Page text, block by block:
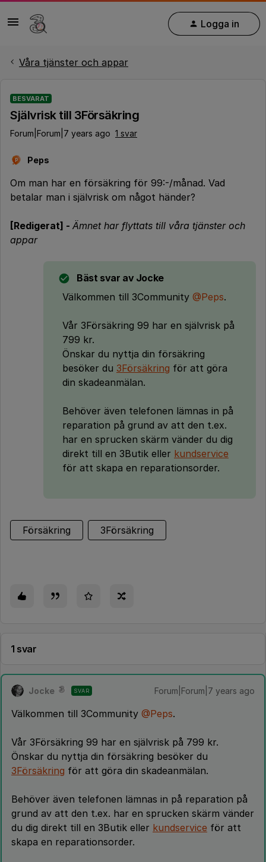
Logga in
Våra tjänster och appar
BESVARAT
Självrisk till 3Försäkring
Forum|Forum|7 years ago 1 svar
P Peps
Om man har en försäkring för 99:-/månad. Vad
betalar man i självrisk om något händer?
[Redigerat] - Ämnet har flyttats till våra tjänster och
appar
Bäst svar av Jocke
Välkommen till 3Community @Peps.
Vår 3Försäkring 99 har en självrisk på
799 kr.
Önskar du nyttja din försäkring
besöker du 3Försäkring för att göra
din skadeanmälan.
Behöver även telefonen lämnas in på
reparation på grund av att den t.ex.
har en sprucken skärm vänder du dig
direkt till en 3Butik eller kundservice
för att skapa en reparationsorder.
Försäkring 3Försäkring
1 svar
Jocke SVAR Forum|Forum|7 years ago
Välkommen till 3Community @Peps.
Vår 3Försäkring 99 har en självrisk på 799 kr.
Önskar du nyttja din försäkring besöker du
3Försäkring för att göra din skadeanmälan.
Behöver även telefonen lämnas in på reparation på
grund av att den t.ex. har en sprucken skärm vänder
du dig direkt till en 3Butik eller kundservice för att
skapa en reparationsorder.